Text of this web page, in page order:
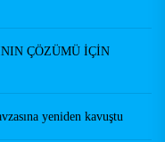
ÇÖZÜMÜ İÇİN
yeniden kavuştu